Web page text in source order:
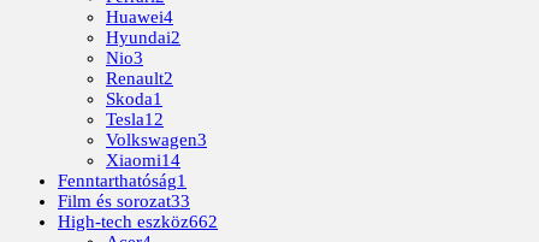
Huawei4
Hyundai2
Nio3
Renault2
Skoda1
Tesla12
Volkswagen3
Xiaomi14
Fenntarthatóság1
Film és sorozat33
High-tech eszköz662